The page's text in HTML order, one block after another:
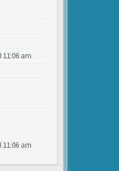
11:06 am
11:06 am